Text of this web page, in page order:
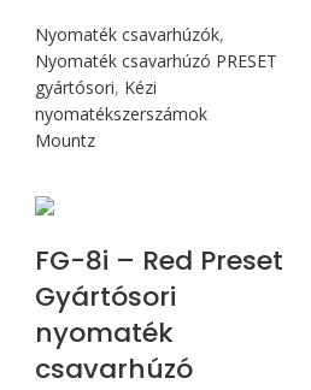
Nyomaték csavarhúzók,
Nyomaték csavarhúzó PRESET
gyártósori, Kézi
nyomatékszerszámok
Mountz
FG-8i – Red Preset
Gyártósori
nyomaték
csavarhúzó